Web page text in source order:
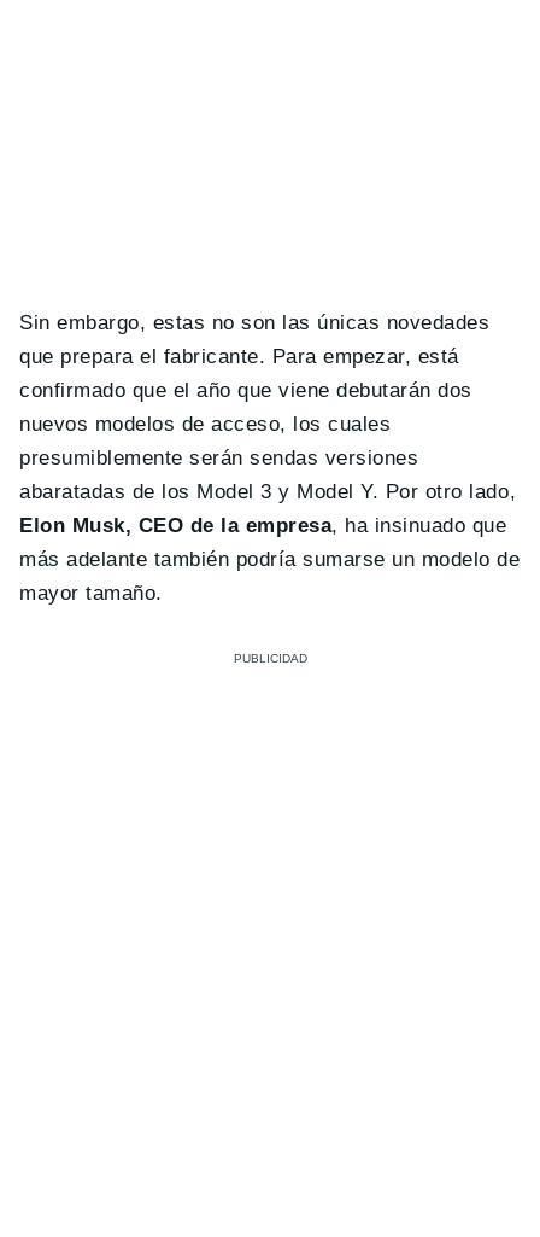
Sin embargo, estas no son las únicas novedades
que prepara el fabricante. Para empezar, está
confirmado que el año que viene debutarán dos
nuevos modelos de acceso, los cuales
presumiblemente serán sendas versiones
abaratadas de los Model 3 y Model Y. Por otro lado,
Elon Musk, CEO de la empresa, ha insinuado que
más adelante también podría sumarse un modelo de
mayor tamaño.